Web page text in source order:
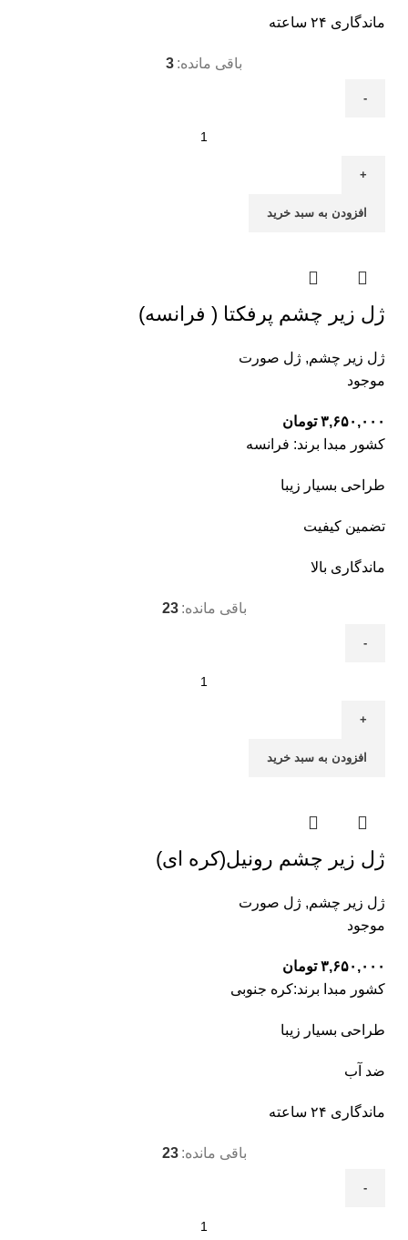
ماندگاری ۲۴ ساعته
باقی مانده: 3
افزودن به سبد خرید
ژل زیر چشم پرفکتا ( فرانسه)
ژل زیر چشم, ژل صورت
موجود
۳,۶۵۰,۰۰۰ تومان
کشور مبدا برند: فرانسه
طراحی بسیار زیبا
تضمین کیفیت
ماندگاری بالا
باقی مانده: 23
افزودن به سبد خرید
ژل زیر چشم رونیل(کره ای)
ژل زیر چشم, ژل صورت
موجود
۳,۶۵۰,۰۰۰ تومان
کشور مبدا برند:کره جنوبی
طراحی بسیار زیبا
ضد آب
ماندگاری ۲۴ ساعته
باقی مانده: 23